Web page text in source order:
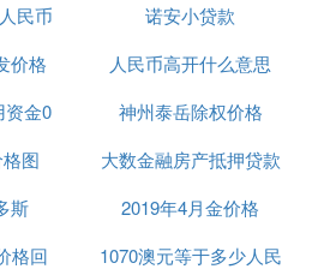
限公司
民币
诺安小贷款
价格
人民币高开什么意思
资金0
神州泰岳除权价格
图
大数金融房产抵押贷款
斯
2019年4月金价格
格回
1070澳元等于多少人民